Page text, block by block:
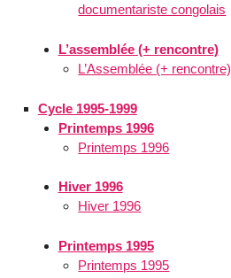
documentariste congolais
L’assemblée (+ rencontre)
L’Assemblée (+ rencontre)
Cycle 1995-1999
Printemps 1996
Printemps 1996
Hiver 1996
Hiver 1996
Printemps 1995
Printemps 1995